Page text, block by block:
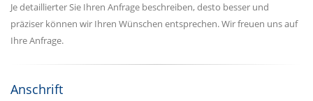
Je detaillierter Sie Ihren Anfrage beschreiben, desto besser und
präziser können wir Ihren Wünschen entsprechen. Wir freuen uns auf
Ihre Anfrage.
Anschrift